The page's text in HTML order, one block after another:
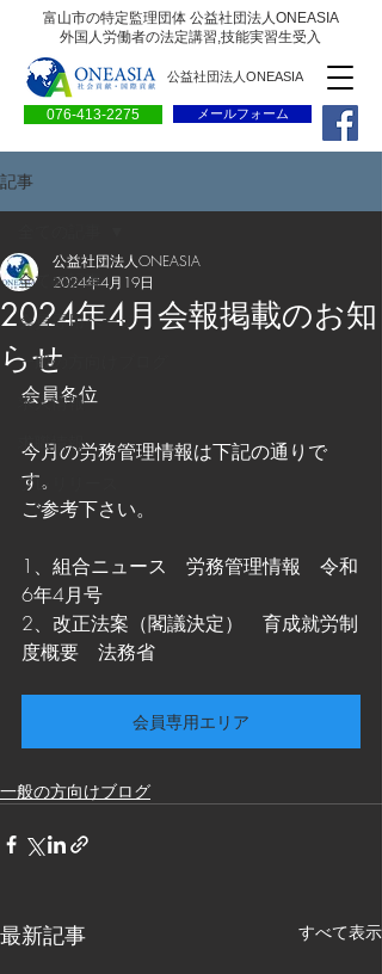
富山市の特定監理団体 公益社団法人ONEASIA
外国人労働者の法定講習,技能実習生受入
076-413-2275
公益社団法人ONEASIA
メールフォーム
記事
全ての記事
会員専用ページ
一般の方向けブログ
求人情報
求職情報
プレリリース
2024年4月会報掲載のお知
らせ
公益社団法人ONEASIA
2024年4月19日
会員各位
今月の労務管理情報は下記の通りで
す。
ご参考下さい。
1、組合ニュース　労務管理情報　令和
6年4月号
2、改正法案（閣議決定）　育成就労制
度概要　法務省
会員専用エリア
一般の方向けブログ
最新記事 すべて表示